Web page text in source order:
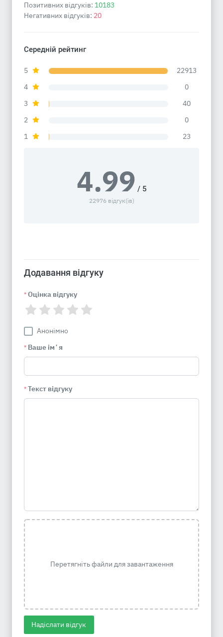
Позитивних відгуків: 10183
Негативних відгуків: 20
Середній рейтинг
5
22913
4
0
3
40
2
0
1
23
4.99 / 5
22976 відгук(ів)
Додавання відгуку
* Оцінка відгуку
Анонімно
* Ваше імʼя
* Текст відгуку
Перетягніть файли для завантаження
Надіслати відгук